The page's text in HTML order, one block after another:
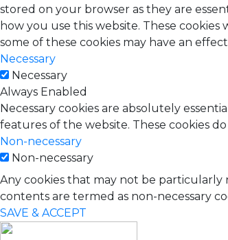
stored on your browser as they are
how you use this website. These
some of these cookies may have an
Necessary
Necessary
Always Enabled
Necessary cookies are absolutely
features of the website. These cookies
Non-necessary
Non-necessary
Any cookies that may not be particularly
contents are termed as non-necessary
SAVE & ACCEPT